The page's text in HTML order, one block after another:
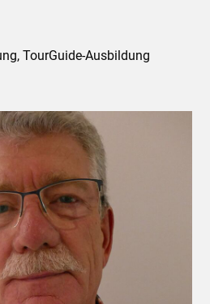
TourGuide-Ausbildung